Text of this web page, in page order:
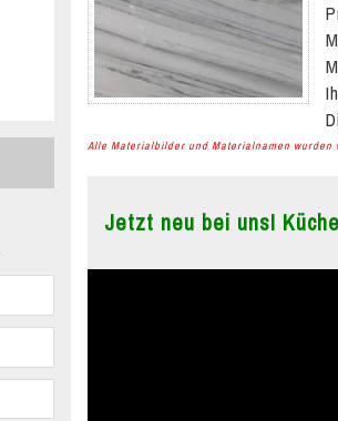
Alle Materialbilder und Materialnamen wurden
Jetzt neu bei uns!